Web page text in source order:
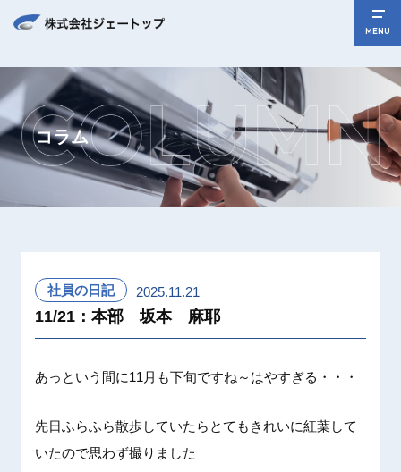
MENU
コラム
社員の日記 2025.11.21
11/21：本部 坂本 麻耶
あっという間に11月も下旬ですね～はやすぎる・・・
先日ふらふら散歩していたらとてもきれいに紅葉して
いたので思わず撮りました